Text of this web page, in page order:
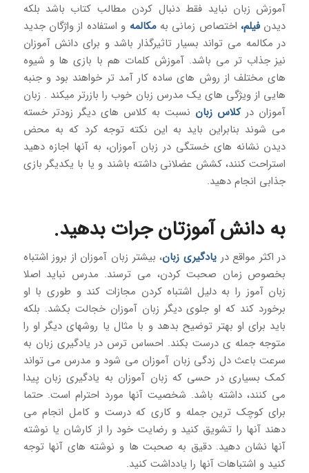
آموزش زبان نباید فقط دنبال کردن مطالب کتاب باشد بلکه
دیدنفیلم،اختصاص زمانی بهمکالمه و استفاده از واژگان جدید
در مکالمه می تواند بسیار تاثیرگذار باشد و برای دانش آموزان
نیز جذاب تر می باشد. آموزش کلمات هم با بازی ها و شیوه
های مختلف از روش های ساده کار آمد تر خواهند بود و جنبه
هایی از ویژگی های یک مدرس زبان خوب را بازرتر میکند . زبان
آموزان درکلاس زبان نسبت به کلاس های دیگر زودتر خسته
می شوند بنابراین باید به این نکته توجه کرد که به محض
دیدن نشانه های خستگی در زبان آموزان، به آنها اجازه دهید
استراحت کنند، کشش عضلانی داشته باشند و یا با یکدیگر بازی
جذابی انجام دهید.
به دانش آموزتان جرات بدهید.
در اکثر مواقع دریادگیری زبان، بیشتر زبان آموزان از بروز اشتباه
بخصوص زمان صحبت کردن، می ترسند. مدرس نباید اصلا
زبان آموز را به دلیل اشتباه کردن مجازات کند و طوری با او
برخورد کند که او جلوی دیگر زبان آموزان خجالت بکشد. بلکه
باید برای او بهتر توضیح بدهد و با مثال یا روشهای دیگر او را
متوجه جمله ی درست بکند. احساس ترس در یادگیری زبان به
سرعت باعث دل زدگی زبان آموزان می شود و مدرس می تواند
کمک بسیاری در حسی که زبان آموزان به یادگیری زبان پیدا
می کنند، داشته باشد. شخصیت آنها مورد احترام است. حتما
برای کوچک ترین جمله و کاری که درست و کامل انجام می
دهند آنها را تشویق کنید و رضایت خود را از کارشان یا نوشته
آنها نشان دهید. دقیق به صحبت ها و نوشته های آنها توجه
کنید و اشتباهات آنها را یادداشت کنید.